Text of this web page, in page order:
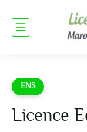
ENS
Licence